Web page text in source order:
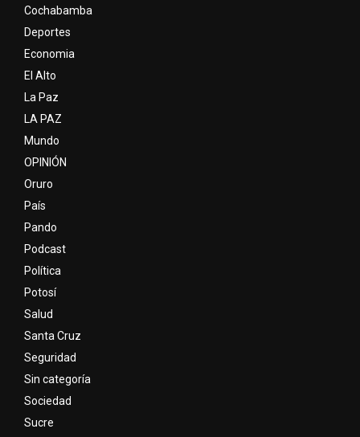
Cochabamba
Deportes
Economia
El Alto
La Paz
LA PAZ
Mundo
OPINIÓN
Oruro
País
Pando
Podcast
Política
Potosí
Salud
Santa Cruz
Seguridad
Sin categoría
Sociedad
Sucre